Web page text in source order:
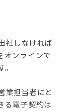
社しなければ
オンラインで
業担当者にと
る電子契約は